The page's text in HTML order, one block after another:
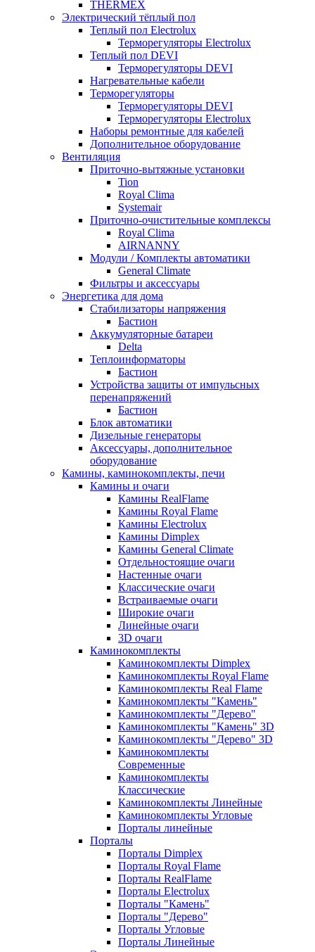
THERMEX
Электрический тёплый пол
Теплый пол Electrolux
Терморегуляторы Electrolux
Теплый пол DEVI
Терморегуляторы DEVI
Нагревательные кабели
Терморегуляторы
Терморегуляторы DEVI
Терморегуляторы Electrolux
Наборы ремонтные для кабелей
Дополнительное оборудование
Вентиляция
Приточно-вытяжные установки
Tion
Royal Clima
Systemair
Приточно-очистительные комплексы
Royal Clima
AIRNANNY
Модули / Комплекты автоматики
General Climate
Фильтры и аксессуары
Энергетика для дома
Стабилизаторы напряжения
Бастион
Аккумуляторные батареи
Delta
Теплоинформаторы
Бастион
Устройства защиты от импульсных
перенапряжений
Бастион
Блок автоматики
Дизельные генераторы
Аксессуары, дополнительное
оборудование
Камины, каминокомплекты, печи
Камины и очаги
Камины RealFlame
Камины Royal Flame
Камины Electrolux
Камины Dimplex
Камины General Climate
Отдельностоящие очаги
Настенные очаги
Классические очаги
Встраиваемые очаги
Широкие очаги
Линейные очаги
3D очаги
Каминокомплекты
Каминокомплекты Dimplex
Каминокомплекты Royal Flame
Каминокомплекты Real Flame
Каминокомплекты "Камень"
Каминокомплекты "Дерево"
Каминокомплекты "Камень" 3D
Каминокомплекты "Дерево" 3D
Каминокомплекты
Современные
Каминокомплекты
Классические
Каминокомплекты Линейные
Каминокомплекты Угловые
Порталы линейные
Порталы
Порталы Dimplex
Порталы Royal Flame
Порталы RealFlame
Порталы Electrolux
Порталы "Камень"
Порталы "Дерево"
Порталы Угловые
Порталы Линейные